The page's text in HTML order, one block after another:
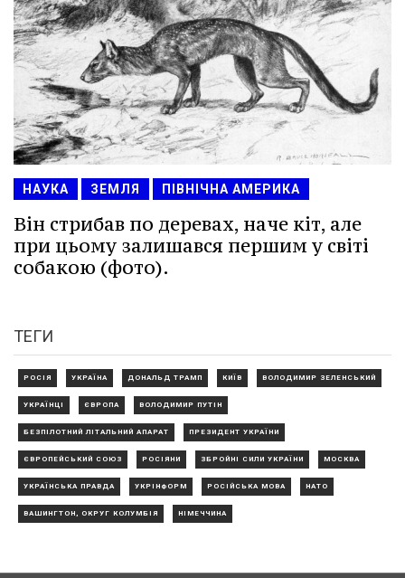
НАУКА ЗЕМЛЯ ПІВНІЧНА АМЕРИКА
Він стрибав по деревах, наче кіт, але
при цьому залишався першим у світі
собакою (фото).
ТЕГИ
РОСІЯ УКРАЇНА ДОНАЛЬД ТРАМП КИЇВ ВОЛОДИМИР ЗЕЛЕНСЬКИЙ
УКРАЇНЦІ ЄВРОПА ВОЛОДИМИР ПУТІН
БЕЗПІЛОТНИЙ ЛІТАЛЬНИЙ АПАРАТ ПРЕЗИДЕНТ УКРАЇНИ
ЄВРОПЕЙСЬКИЙ СОЮЗ РОСІЯНИ ЗБРОЙНІ СИЛИ УКРАЇНИ МОСКВА
УКРАЇНСЬКА ПРАВДА УКРІНФОРМ РОСІЙСЬКА МОВА НАТО
ВАШИНГТОН, ОКРУГ КОЛУМБІЯ НІМЕЧЧИНА